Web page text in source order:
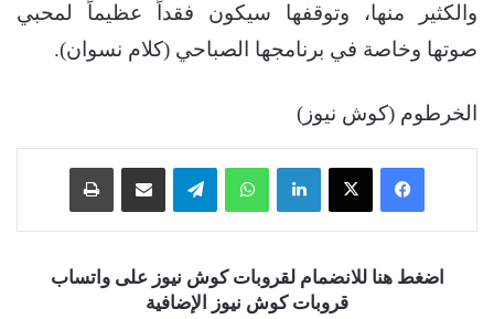
والكثير منها، وتوقفها سيكون فقداً عظيماً لمحبي
صوتها وخاصة في برنامجها الصباحي (كلام نسوان).
الخرطوم (كوش نيوز)
فيسبوك ‫X لينكدإن واتساب تيلقرام
اضغط هنا للانضمام لقروبات كوش نيوز على واتساب
قروبات كوش نيوز الإضافية